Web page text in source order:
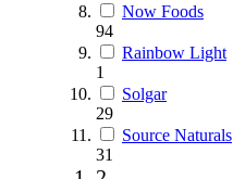
Now Foods
94
Rainbow Light
1
Solgar
29
Source Naturals
31